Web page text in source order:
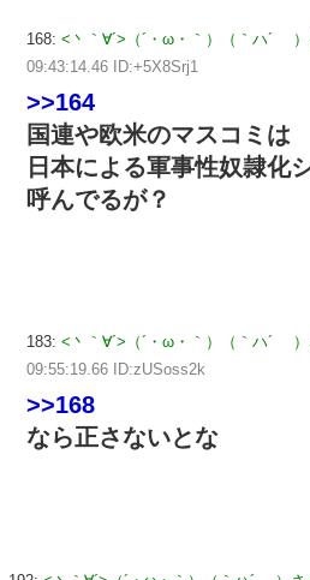
168: <丶｀∀´>（´・ω・｀）（｀ハ´ ）
09:43:14.46 ID:+5X8Srj1
>>164
国連や欧米のマスコミは
日本による軍事性奴隷化
呼んでるが？
183: <丶｀∀´>（´・ω・｀）（｀ハ´ ）
09:55:19.66 ID:zUSoss2k
>>168
なら正さないとな